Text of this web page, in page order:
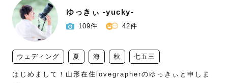
ゆっきぃ -yucky-
109件 42件
ウェディング 夏 海 秋 七五三
はじめまして！山形在住lovegrapherのゆっきぃと申しま